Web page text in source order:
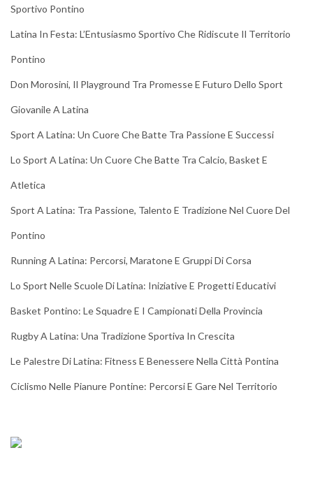
Sportivo Pontino
Latina In Festa: L’Entusiasmo Sportivo Che Ridiscute Il Territorio
Pontino
Don Morosini, Il Playground Tra Promesse E Futuro Dello Sport
Giovanile A Latina
Sport A Latina: Un Cuore Che Batte Tra Passione E Successi
Lo Sport A Latina: Un Cuore Che Batte Tra Calcio, Basket E
Atletica
Sport A Latina: Tra Passione, Talento E Tradizione Nel Cuore Del
Pontino
Running A Latina: Percorsi, Maratone E Gruppi Di Corsa
Lo Sport Nelle Scuole Di Latina: Iniziative E Progetti Educativi
Basket Pontino: Le Squadre E I Campionati Della Provincia
Rugby A Latina: Una Tradizione Sportiva In Crescita
Le Palestre Di Latina: Fitness E Benessere Nella Città Pontina
Ciclismo Nelle Pianure Pontine: Percorsi E Gare Nel Territorio